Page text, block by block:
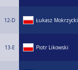
12-D Łukasz Mokrzycki
13-E Piotr Likowski